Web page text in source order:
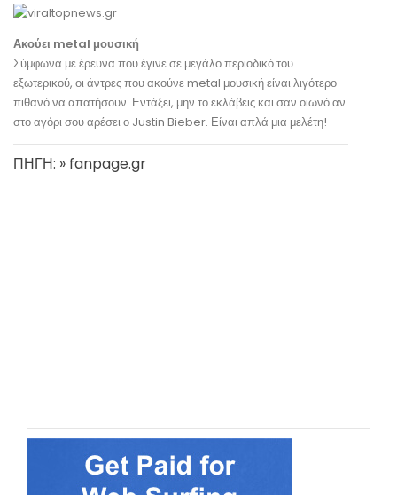
Ακούει metal μουσική
Σύμφωνα με έρευνα που έγινε σε μεγάλο περιοδικό του
εξωτερικού, οι άντρες που ακούνε metal μουσική είναι λιγότερο
πιθανό να απατήσουν. Εντάξει, μην το εκλάβεις και σαν οιωνό αν
στο αγόρι σου αρέσει ο Justin Bieber. Είναι απλά μια μελέτη!
ΠΗΓΗ: » fanpage.gr